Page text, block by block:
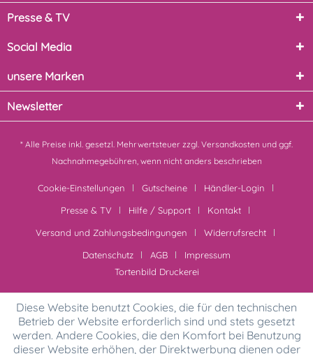
Presse & TV
Social Media
unsere Marken
Newsletter
* Alle Preise inkl. gesetzl. Mehrwertsteuer zzgl. Versandkosten und ggf.
Nachnahmegebühren, wenn nicht anders beschrieben
Cookie-Einstellungen Gutscheine
Händler-Login
Presse & TV
Hilfe / Support
Kontakt
Versand und Zahlungsbedingungen
Widerrufsrecht
Datenschutz
AGB
Impressum
Tortenbild Druckerei
Diese Website benutzt Cookies, die für den technischen
Betrieb der Website erforderlich sind und stets gesetzt
werden. Andere Cookies, die den Komfort bei Benutzung
dieser Website erhöhen, der Direktwerbung dienen oder